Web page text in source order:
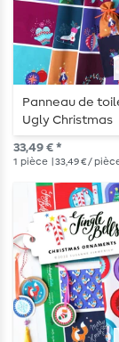
Panneau de
Ugly Christmas
Twentyfour
l'avent 2023
33,49 € *
1 pièce | 33,49 € /